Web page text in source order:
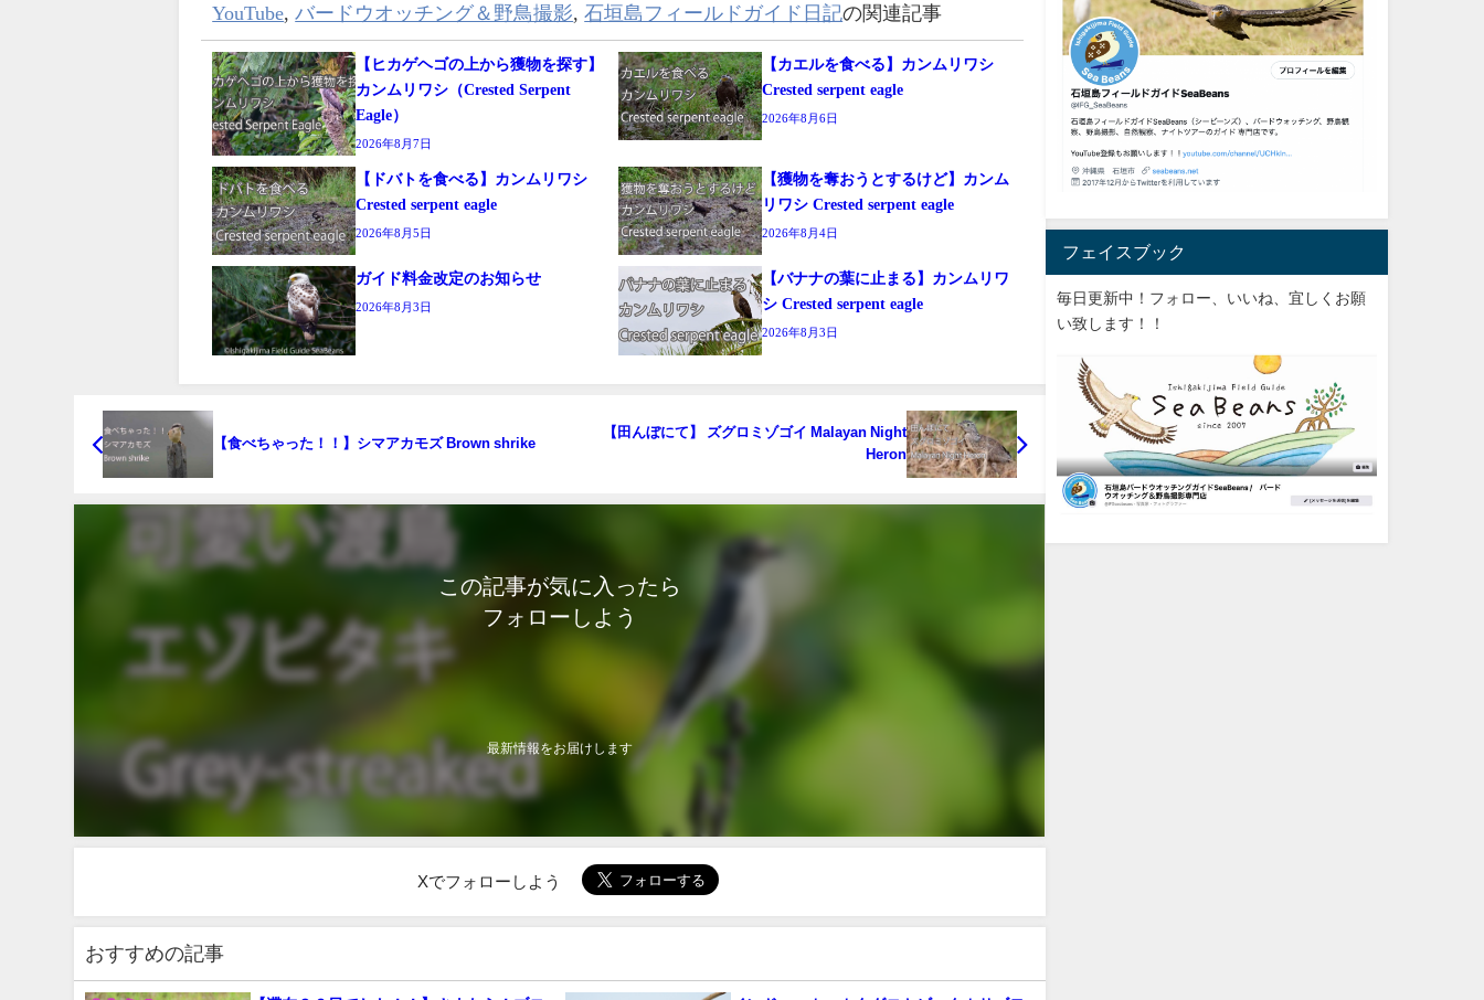
YouTube,バードウオッチング＆野鳥撮影,石垣島フィールドガイド日記の関連記事
【ヒカゲヘゴの上から獲物を探す】
カンムリワシ（Crested Serpent
Eagle）
2026年8月7日
【カエルを食べる】カンムリワシ
Crested serpent eagle
2026年8月6日
【ドバトを食べる】カンムリワシ
Crested serpent eagle
2026年8月5日
【獲物を奪おうとするけど】カンム
リワシ Crested serpent eagle
2026年8月4日
ガイド料金改定のお知らせ
2026年8月3日
【バナナの葉に止まる】カンムリワ
シ Crested serpent eagle
2026年8月3日
【食べちゃった！！】シマアカモズ Brown shrike
【田んぼにて】 ズグロミゾゴイ Malayan Night
Heron
この記事が気に入ったら
フォローしよう
最新情報をお届けします
Xでフォローしよう
おすすめの記事
フェイスブック
毎日更新中！フォロー、いいね、宜しくお願
い致します！！